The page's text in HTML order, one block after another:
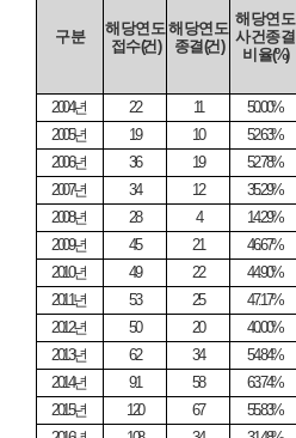
구분
해당연도
접수(건)
해당연도
종결(건)
해당연도
사건종결
비율(%)
2004년 22 11 50.00%
2005년 19 10 52.63%
2006년 36 19 52.78%
2007년 34 12 35.29%
2008년 28 4 14.29%
2009년 45 21 46.67%
2010년 49 22 44.90%
2011년 53 25 47.17%
2012년 50 20 40.00%
2013년 62 34 54.84%
2014년 91 58 63.74%
2015년 120 67 55.83%